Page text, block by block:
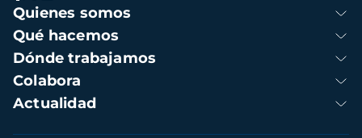
Navegación
principal
Quienes somos
Qué hacemos
Dónde trabajamos
Colabora
Actualidad